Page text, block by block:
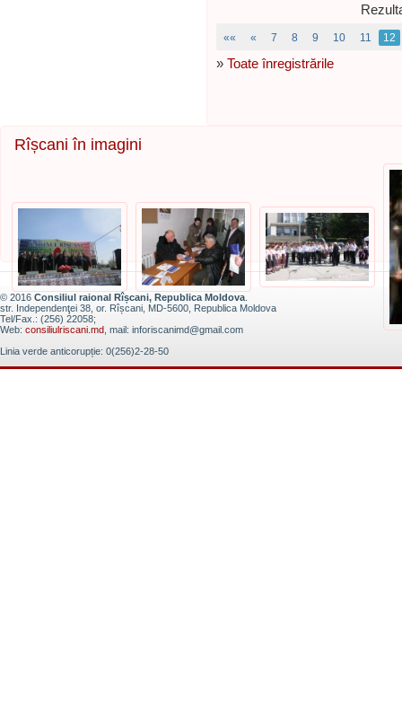
«« « 7 8 9 10 11 12
» Toate înregistrările
Rîșcani în imagini
© 2016 Consiliul raional Rîșcani, Republica Moldova
str. Independenţei 38, or. Rîșcani, MD-5600, Republica Moldova
Tel/Fax.: (256) 22058;
Web: consiliulriscani.md , mail: inforiscanimd@gmail.com
Linia verde anticorupție: 0(256)2-28-50